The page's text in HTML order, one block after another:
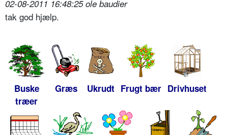
02-08-2011 16:48:25 ole baudier
tak god hjælp.
Buske
træer
Græs Ukrudt Frugt bær Drivhuset